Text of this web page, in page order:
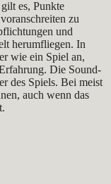
es, Punkte
zu
und
herumfliegen. In
wie ein Spiel an,
Die Sound-
des Spiels. Bei meist
auch wenn das